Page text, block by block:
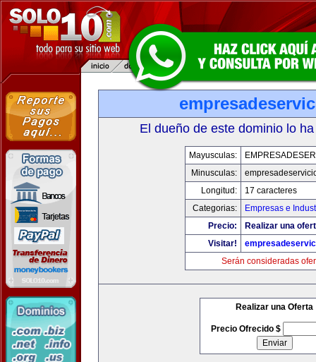
El dueño de este dominio lo
Mayusculas:
Minusculas:
Longitud:
17 caracteres
Categorias:
Empresas e
Precio:
Realizar una
Visitar!
Serán consideradas
Realizar una Oferta
Precio Ofrecido $